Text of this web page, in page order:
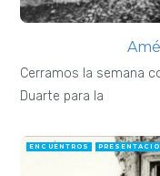
Cerramos la semana
Duarte para la
ENCUENTROS